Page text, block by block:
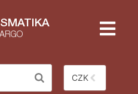
ARGO
CZK